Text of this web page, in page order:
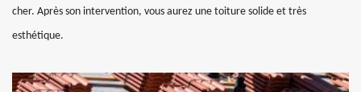
cher. Après son intervention, vous aurez une toiture solide et très
esthétique.